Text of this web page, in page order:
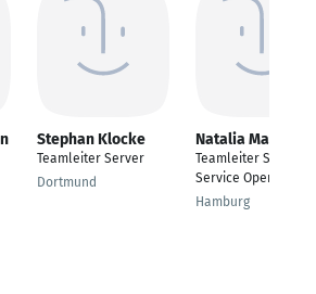
Stephan Klocke
Teamleiter Server
Dortmund
Natalia Makarova
Teamleiter Sales and
Service Operations
Hamburg